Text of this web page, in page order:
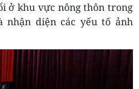
ở khu vực nông thôn trong
nhận diện các yếu tố ảnh